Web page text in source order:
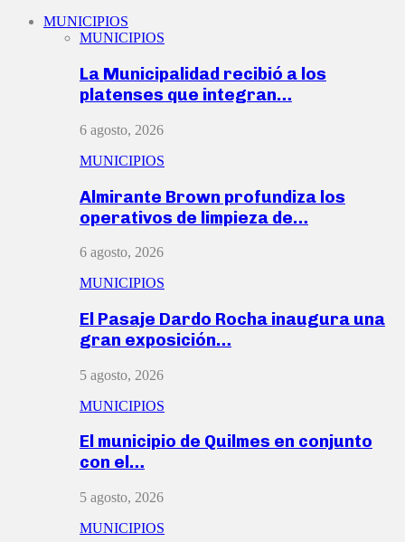
MUNICIPIOS
MUNICIPIOS
La Municipalidad recibió a los
platenses que integran…
6 agosto, 2026
MUNICIPIOS
Almirante Brown profundiza los
operativos de limpieza de…
6 agosto, 2026
MUNICIPIOS
El Pasaje Dardo Rocha inaugura una
gran exposición…
5 agosto, 2026
MUNICIPIOS
El municipio de Quilmes en conjunto
con el…
5 agosto, 2026
MUNICIPIOS